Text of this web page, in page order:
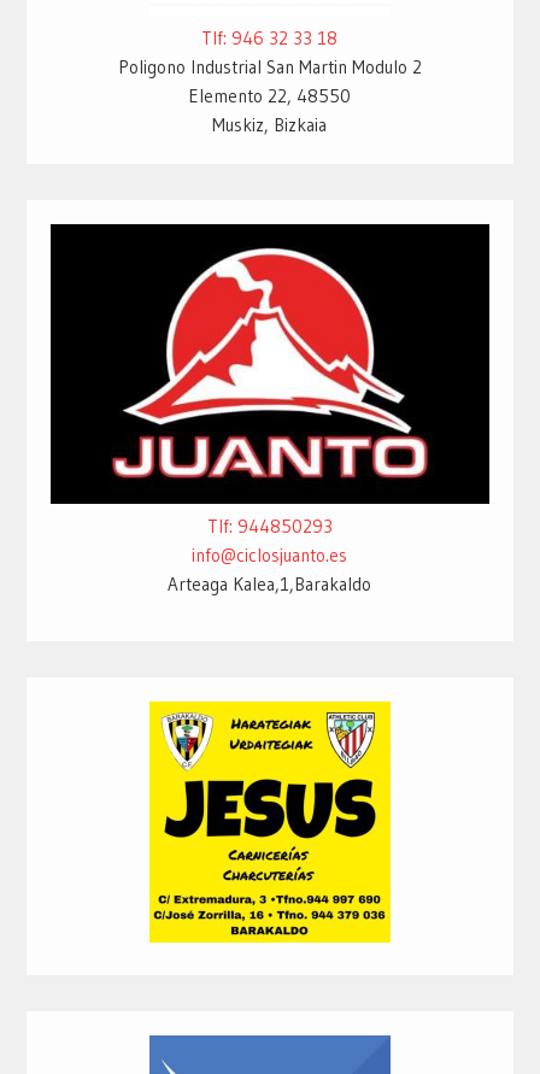
Tlf: 946 32 33 18
Poligono Industrial San Martin Modulo 2
Elemento 22, 48550
Muskiz, Bizkaia
Tlf: 944850293
info@ciclosjuanto.es
Arteaga Kalea,1,Barakaldo